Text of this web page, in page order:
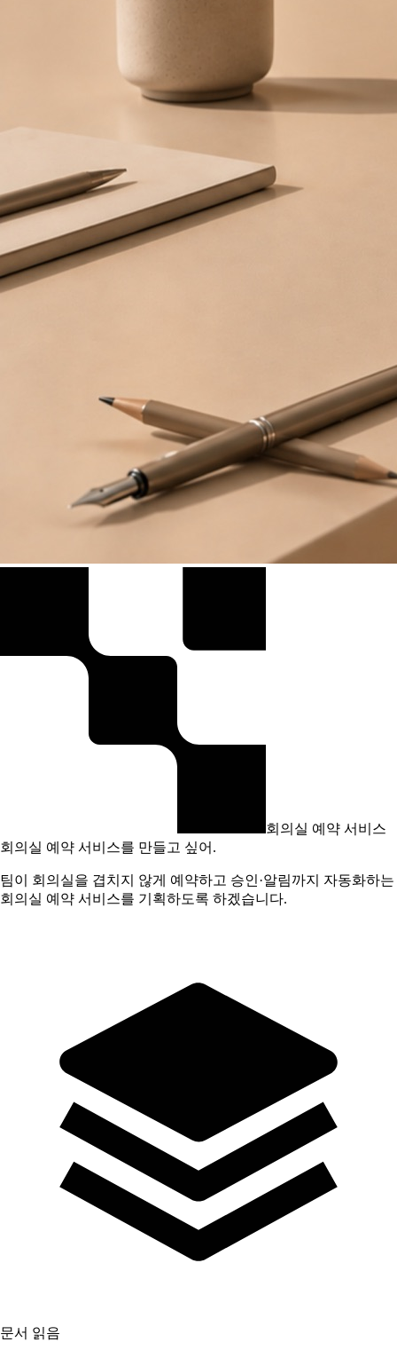
회의실 예약 서비스
회의실 예약 서비스를 만들고 싶어.
팀이 회의실을 겹치지 않게 예약하고 승인·알림까지 자동화하는
회의실 예약 서비스를 기획하도록 하겠습니다.
문서 읽음